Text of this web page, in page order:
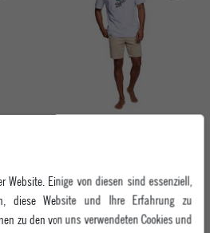
ab 39,95 €
Website. Einige von diesen sind essenziell,
diese Website und Ihre Erfahrung zu
zu den von uns verwendeten Cookies und